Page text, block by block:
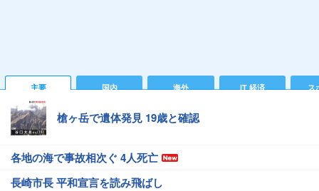
主要 国内 海外 IT 経済 ス
槍ヶ岳で遺体発見 19歳と確認
各地の海で事故相次ぐ 4人死亡
長崎市長 平和宣言を読み飛ばし